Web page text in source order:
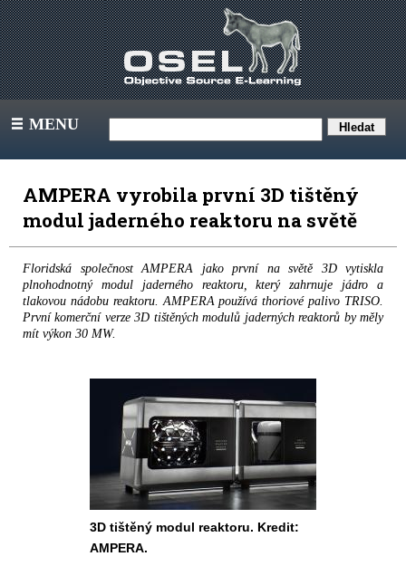
III MENU
AMPERA vyrobila první 3D tištěný
modul jaderného reaktoru na světě
Floridská společnost AMPERA jako první na světě 3D vytiskla
plnohodnotný modul jaderného reaktoru, který zahrnuje jádro a
tlakovou nádobu reaktoru. AMPERA používá thoriové palivo TRISO.
První komerční verze 3D tištěných modulů jaderných reaktorů by měly
mít výkon 30 MW.
3D tištěný modul reaktoru. Kredit:
AMPERA.